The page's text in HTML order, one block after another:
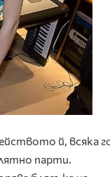
й, всяка
парти.